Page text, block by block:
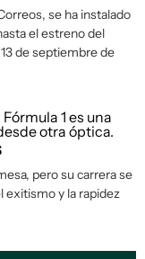
se ha instalado
el estreno del
de septiembre de
pero su carrera se
exitismo y la rapidez